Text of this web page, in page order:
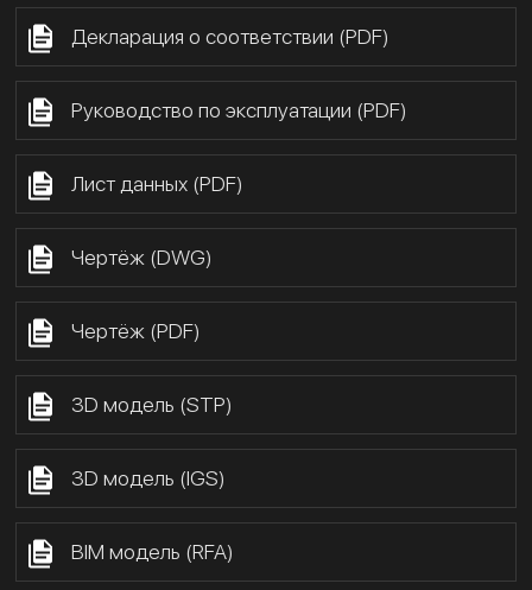
Декларация о соответствии (PDF)
Руководство по эксплуатации (PDF)
Лист данных (PDF)
Чертёж (DWG)
Чертёж (PDF)
3D модель (STP)
3D модель (IGS)
BIM модель (RFA)